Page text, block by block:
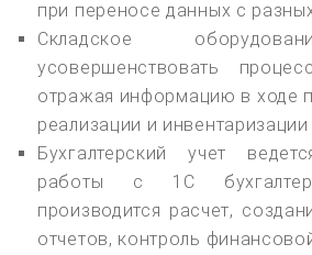
при переносе данных с
Складское
усовершенствовать
отражая информацию в ходе
реализации и
Бухгалтерский учет
работы с 1С
производится расчет,
отчетов, контроль